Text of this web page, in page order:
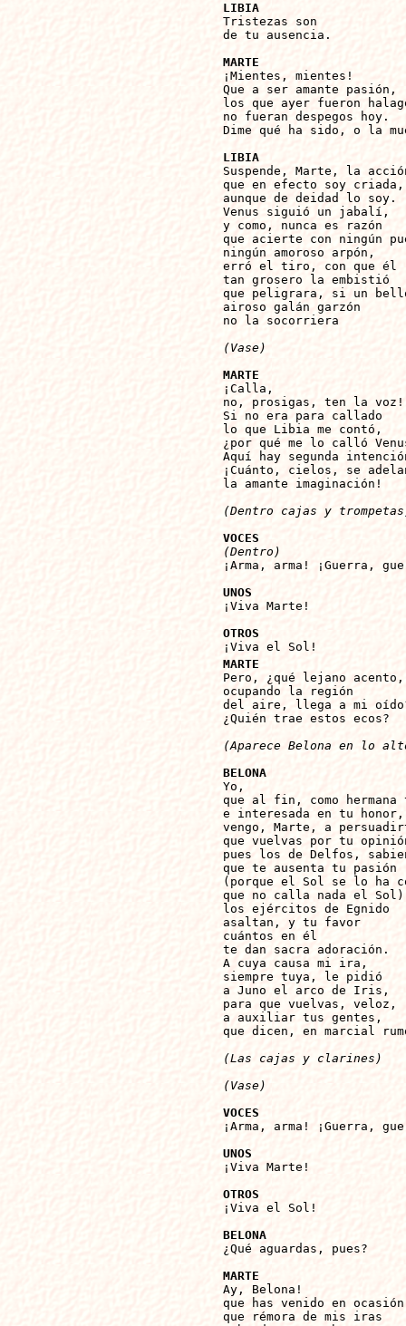
LIBIA
Tristezas son
de tu ausencia.
MARTE
¡Mientes, mientes!
Que a ser amante pasión,
los que ayer fueron
no fueran despegos hoy.
Dime qué ha sido, o la
LIBIA
Suspende, Marte, la
que en efecto soy criada,
aunque de deidad lo soy.
Venus siguió un jabalí,
y como, nunca es razón
que acierte con ningún
ningún amoroso arpón,
erró el tiro, con que él
tan grosero la embistió
que peligrara, si un
airoso galán garzón
no la socorriera
(Vase)
MARTE
¡Calla,
no, prosigas, ten la voz!
Si no era para callado
lo que Libia me contó,
¿por qué me lo calló
Aquí hay segunda
¡Cuánto, cielos, se
la amante imaginación!
(Dentro cajas y
VOCES
(Dentro)
¡Arma, arma! ¡Guerra,
UNOS
¡Viva Marte!
OTROS
¡Viva el Sol!
MARTE
Pero, ¿qué lejano acento,
ocupando la región
del aire, llega a mi
¿Quién trae estos ecos?
(Aparece Belona en lo
BELONA
Yo,
que al fin, como hermana
e interesada en tu honor,
vengo, Marte, a
que vuelvas por tu
pues los de Delfos,
que te ausenta tu pasión
(porque el Sol se lo ha
que no calla nada el Sol)
los ejércitos de Egnido
asaltan, y tu favor
cuántos en él
te dan sacra adoración.
A cuya causa mi ira,
siempre tuya, le pidió
a Juno el arco de Iris,
para que vuelvas, veloz,
a auxiliar tus gentes,
que dicen, en marcial
(Las cajas y clarines)
(Vase)
VOCES
¡Arma, arma! ¡Guerra,
UNOS
¡Viva Marte!
OTROS
¡Viva el Sol!
BELONA
¿Qué aguardas, pues?
MARTE
Ay, Belona!
que has venido en
que rémora de mis iras